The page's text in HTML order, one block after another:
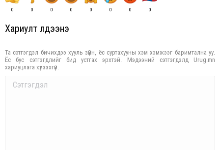
0 0 0 0 0 0 0 0
Хариулт үлдээнэ үү
Та сэтгэгдэл бичихдээ хууль зүйн, ёс суртахууны хэм хэмжээг баримтална уу.
Ёс бус сэтгэгдлийг бид устгах эрхтэй. Мэдээний сэтгэгдэлд Urug.mn
хариуцлага хүлээхгүй.
Comment